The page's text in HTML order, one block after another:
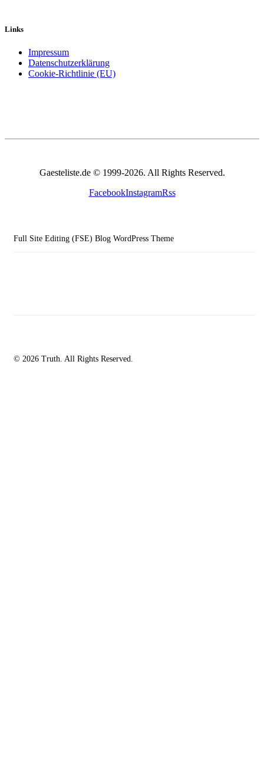
Links
Impressum
Datenschutzerklärung
Cookie-Richtlinie (EU)
Gaesteliste.de © 1999-2026. All Rights Reserved.
FacebookInstagramRss
Full Site Editing (FSE) Blog WordPress Theme
© 2026 Truth. All Rights Reserved.